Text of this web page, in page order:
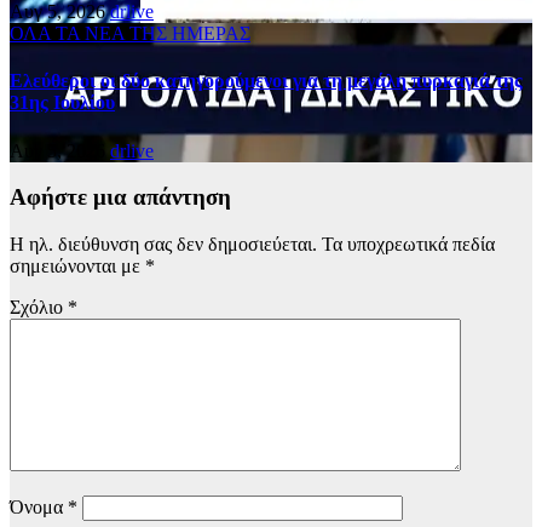
Αυγ 5, 2026drlive
ΟΛΑ ΤΑ ΝΕΑ ΤΗΣ ΗΜΕΡΑΣ
Ελεύθεροι οι δύο κατηγορούμενοι για τη μεγάλη πυρκαγιά της
31ης Ιουλίου
Αυγ 5, 2026 drlive
Αφήστε μια απάντηση
Η ηλ. διεύθυνση σας δεν δημοσιεύεται. Τα υποχρεωτικά πεδία
σημειώνονται με *
Σχόλιο *
Όνομα *